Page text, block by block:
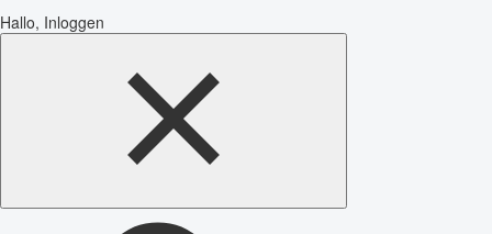
Hallo, Inloggen